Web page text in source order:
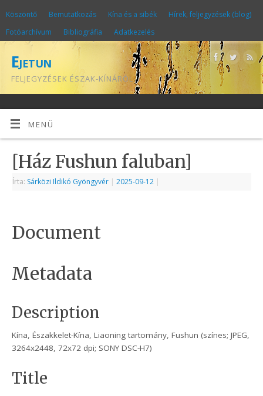
Köszöntő Bemutatkozás Kína és a sibék
Hírek, feljegyzések (blog)
Fotóarchívum
Bibliográfia Adatkezelés
Ejetun
FELJEGYZÉSEK ÉSZAK-KÍNÁRÓL
MENÜ
[Ház Fushun faluban]
Írta: Sárközi Ildikó Gyöngyvér | 2025-09-12 |
Document
Metadata
Description
Kína, Északkelet-Kína, Liaoning tartomány, Fushun (színes; JPEG,
3264x2448, 72x72 dpi; SONY DSC-H7)
Title